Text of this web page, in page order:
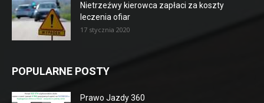
Nietrzeźwy kierowca zapłaci za koszty
leczenia ofiar
17 stycznia 2020
POPULARNE POSTY
Prawo Jazdy 360